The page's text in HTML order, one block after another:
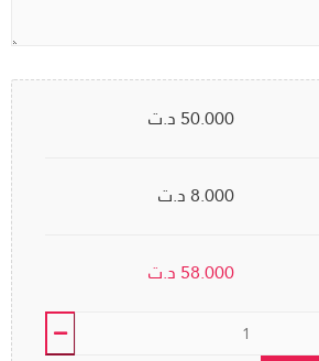
50.000 د.ت
8.000 د.ت
58.000 د.ت